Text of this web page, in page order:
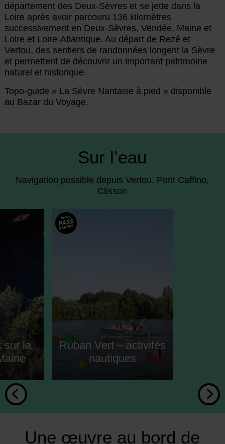
département des Deux-Sèvres et se jette dans la
Loire après avoir parcouru 136 kilomètres
successivement en Deux-Sèvres, Vendée, Maine et
Loire et Loire-Atlantique. Au départ de Rezé et
Vertou, des sentiers de randonnées longent la Sèvre
et permettent de découvrir un important patrimoine
naturel et historique.
Topo-guide « La Sèvre Nantaise à pied » disponible
au Bazar du Voyage.
Sur l’eau
Navigation possible depuis Vertou, Pont Caffino,
Clisson
Ruban Vert – activités
nautiques
sur la
Une œuvre au bord de